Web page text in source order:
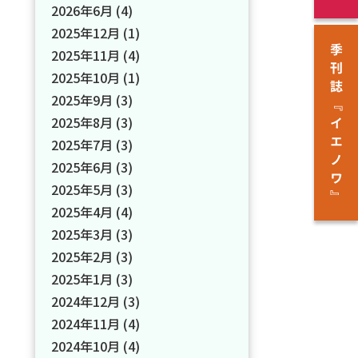
2026年6月 (4)
2025年12月 (1)
2025年11月 (4)
2025年10月 (1)
2025年9月 (3)
2025年8月 (3)
2025年7月 (3)
2025年6月 (3)
2025年5月 (3)
2025年4月 (4)
2025年3月 (3)
2025年2月 (3)
2025年1月 (3)
2024年12月 (3)
2024年11月 (4)
2024年10月 (4)